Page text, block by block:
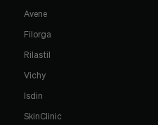
Avene
Filorga
Rilastil
Vichy
Isdin
SkinClinic